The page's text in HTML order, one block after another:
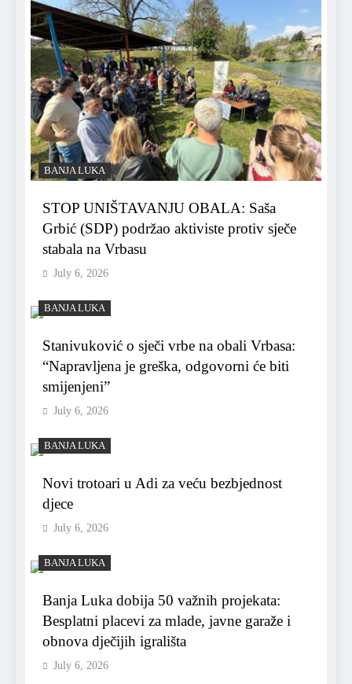
BANJA LUKA
STOP UNIŠTAVANJU OBALA: Saša
Grbić (SDP) podržao aktiviste protiv sječe
stabala na Vrbasu
July 6, 2026
BANJA LUKA
Stanivuković o sječi vrbe na obali Vrbasa:
“Napravljena je greška, odgovorni će biti
smijenjeni”
July 6, 2026
BANJA LUKA
Novi trotoari u Adi za veću bezbjednost
djece
July 6, 2026
BANJA LUKA
Banja Luka dobija 50 važnih projekata:
Besplatni placevi za mlade, javne garaže i
obnova dječijih igrališta
July 6, 2026